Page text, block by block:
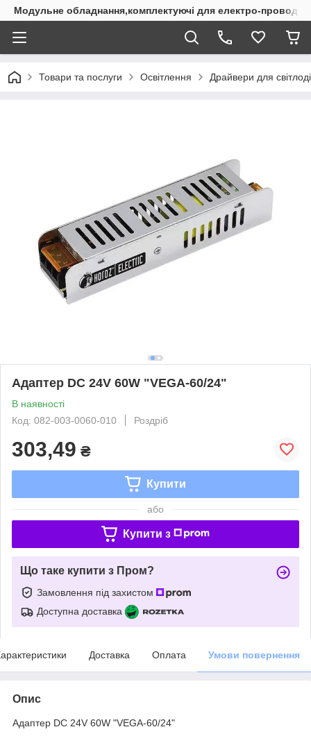
Модульне обладнання,комплектуючі для електро-проводки
Товари та послуги Освітлення Драйвери для
Адаптер DC 24V 60W "VEGA-60/24"
В наявності
Код: 082-003-0060-010
Роздріб
303,49 ₴
Купити
або
Купити з
Що таке купити з Пром?
Замовлення під захистом
Доступна доставка
Доставка Оплата Умови повернення
Опис
Адаптер DC 24V 60W "VEGA-60/24"